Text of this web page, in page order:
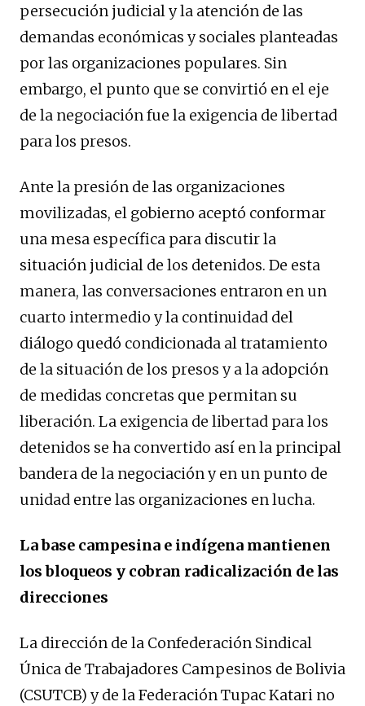
persecución judicial y la atención de las
demandas económicas y sociales planteadas
por las organizaciones populares. Sin
embargo, el punto que se convirtió en el eje
de la negociación fue la exigencia de libertad
para los presos.
Ante la presión de las organizaciones
movilizadas, el gobierno aceptó conformar
una mesa específica para discutir la
situación judicial de los detenidos. De esta
manera, las conversaciones entraron en un
cuarto intermedio y la continuidad del
diálogo quedó condicionada al tratamiento
de la situación de los presos y a la adopción
de medidas concretas que permitan su
liberación. La exigencia de libertad para los
detenidos se ha convertido así en la principal
bandera de la negociación y en un punto de
unidad entre las organizaciones en lucha.
La base campesina e indígena mantienen
los bloqueos y cobran radicalización de las
direcciones
La dirección de la Confederación Sindical
Única de Trabajadores Campesinos de Bolivia
(CSUTCB) y de la Federación Tupac Katari no